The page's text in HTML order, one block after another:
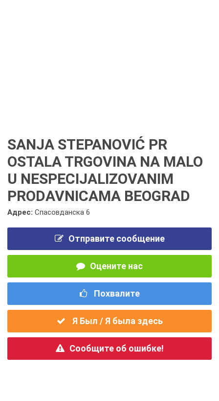
SANJA STEPANOVIĆ PR
OSTALA TRGOVINA NA MALO
U NESPECIJALIZOVANIM
PRODAVNICAMA BEOGRAD
Адрес: Спасовданска 6
Отправите сообщение
Оцените нас
Похвалите
Я Был / Я была здесь
Сообщите об ошибке!